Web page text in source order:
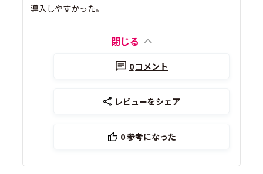
導入しやすかった。
閉じる
0コメント
レビューをシェア
0参考になった